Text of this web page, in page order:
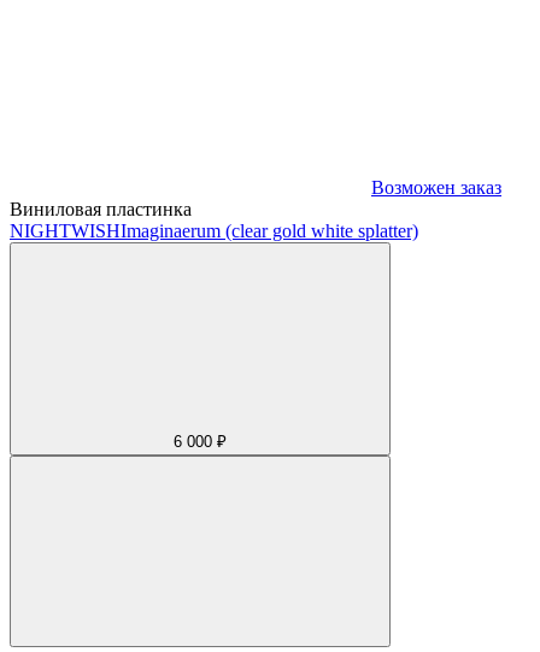
Возможен заказ
Виниловая пластинка
NIGHTWISHImaginaerum (clear gold white splatter)
6 000 ₽